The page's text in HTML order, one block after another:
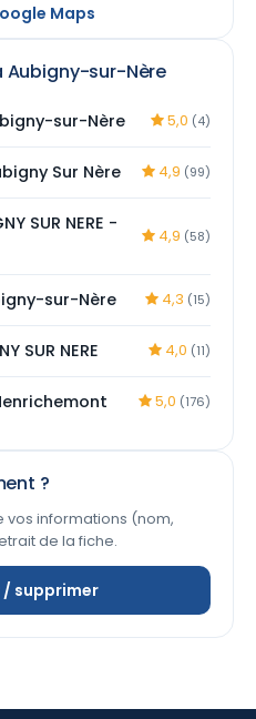
Maps
Aubigny-sur-Nère
sur-Nère 5,0 (4)
Sur Nère 4,9 (99)
SUR NERE -
4,9 (58)
sur-Nère 4,3 (15)
SUR NERE 4,0 (11)
5,0 (176)
?
informations (nom,
de la fiche.
supprimer